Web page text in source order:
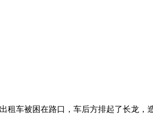
租车被困在路口，车后方排起了长龙